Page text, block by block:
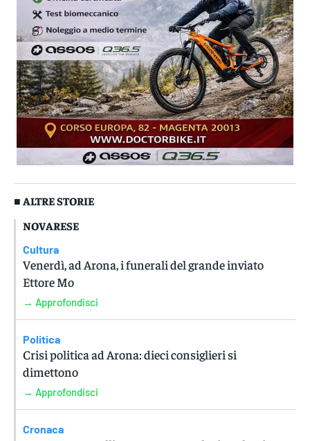
■ ALTRE STORIE
NOVARESE
Cultura
Venerdì, ad Arona, i funerali del grande inviato
Ettore Mo
→ Approfondisci
Politica
Crisi politica ad Arona: dieci consiglieri si
dimettono
→ Approfondisci
Cronaca